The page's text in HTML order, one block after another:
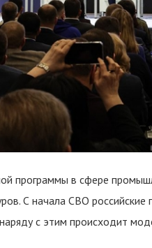
программы в сфере
С начала СВО
с этим происходит